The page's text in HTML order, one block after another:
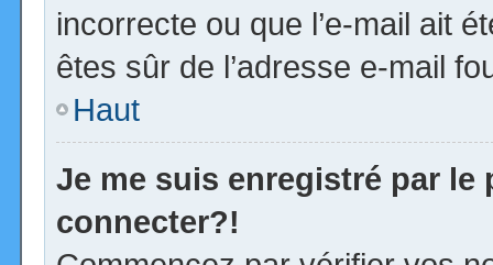
incorrecte ou que l’e-mail ait
êtes sûr de l’adresse e-mail
Haut
Je me suis enregistré par le
connecter?!